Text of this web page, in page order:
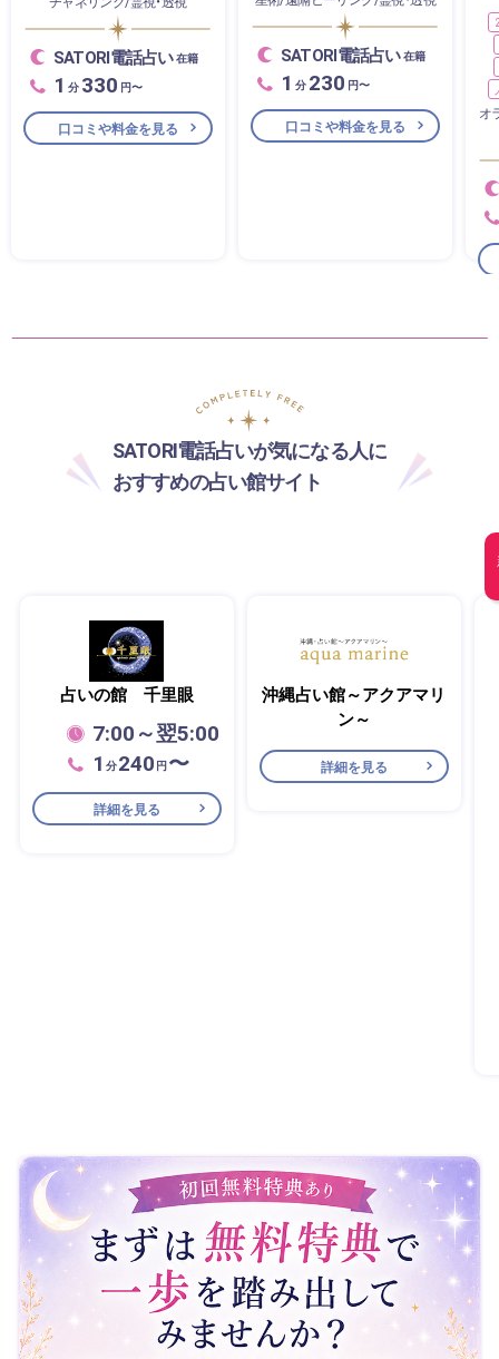
SATORI電話占い在籍
1 分 330 円〜
口コミや料金を見る
SATORI電話占い在籍
1 分 230 円〜
口コミや料金を見る
オ
SATORI電話占いが気になる人に
おすすめの占い館サイト
占いの館 千里眼
7:00～翌5:00
1 分240 円〜
詳細を見る
沖縄占い館～アクアマリ
ン～
詳細を見る